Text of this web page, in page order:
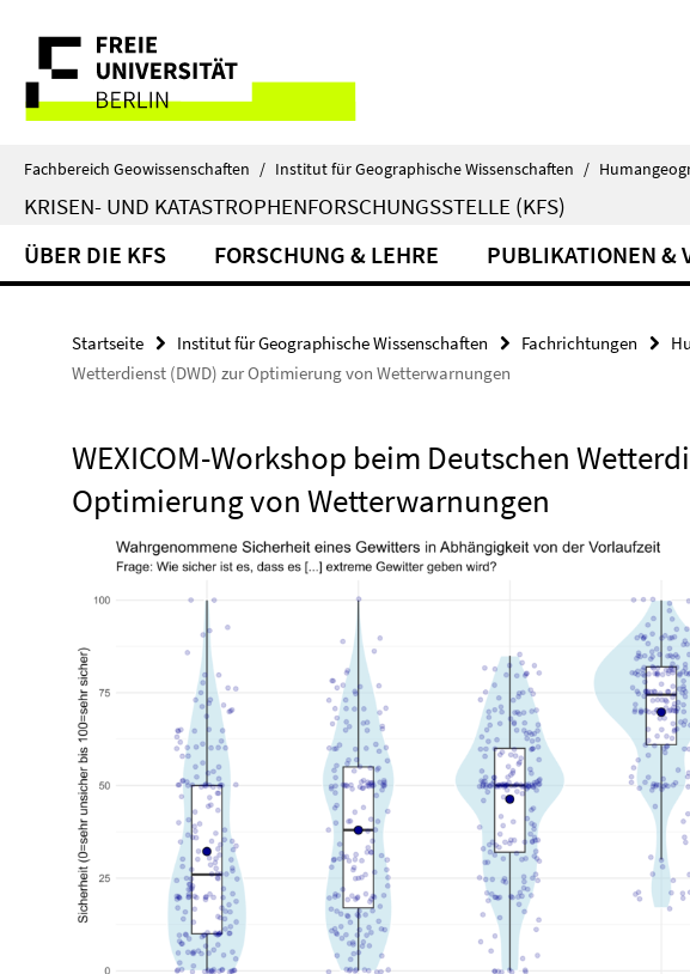
direkt
Inhalt
Service-
Navigation
Fachbereich Geowissenschaften / Institut für Geographische Wissenschaften /
KRISEN- UND KATASTROPHENFORSCHUNGSSTELLE (KFS)
ÜBER DIE KFS FORSCHUNG & LEHRE PUBLIKATIONEN &
Startseite Institut für Geographische Wissenschaften Fachrichtungen
Wetterdienst (DWD) zur Optimierung von Wetterwarnungen
WEXICOM-Workshop beim Deutschen
Optimierung von Wetterwarnungen